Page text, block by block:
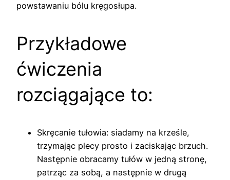
powstawaniu bólu kręgosłupa.
Przykładowe
ćwiczenia
rozciągające to:
Skręcanie tułowia: siadamy na krześle,
trzymając plecy prosto i zaciskając brzuch.
Następnie obracamy tułów w jedną stronę,
patrząc za sobą, a następnie w drugą